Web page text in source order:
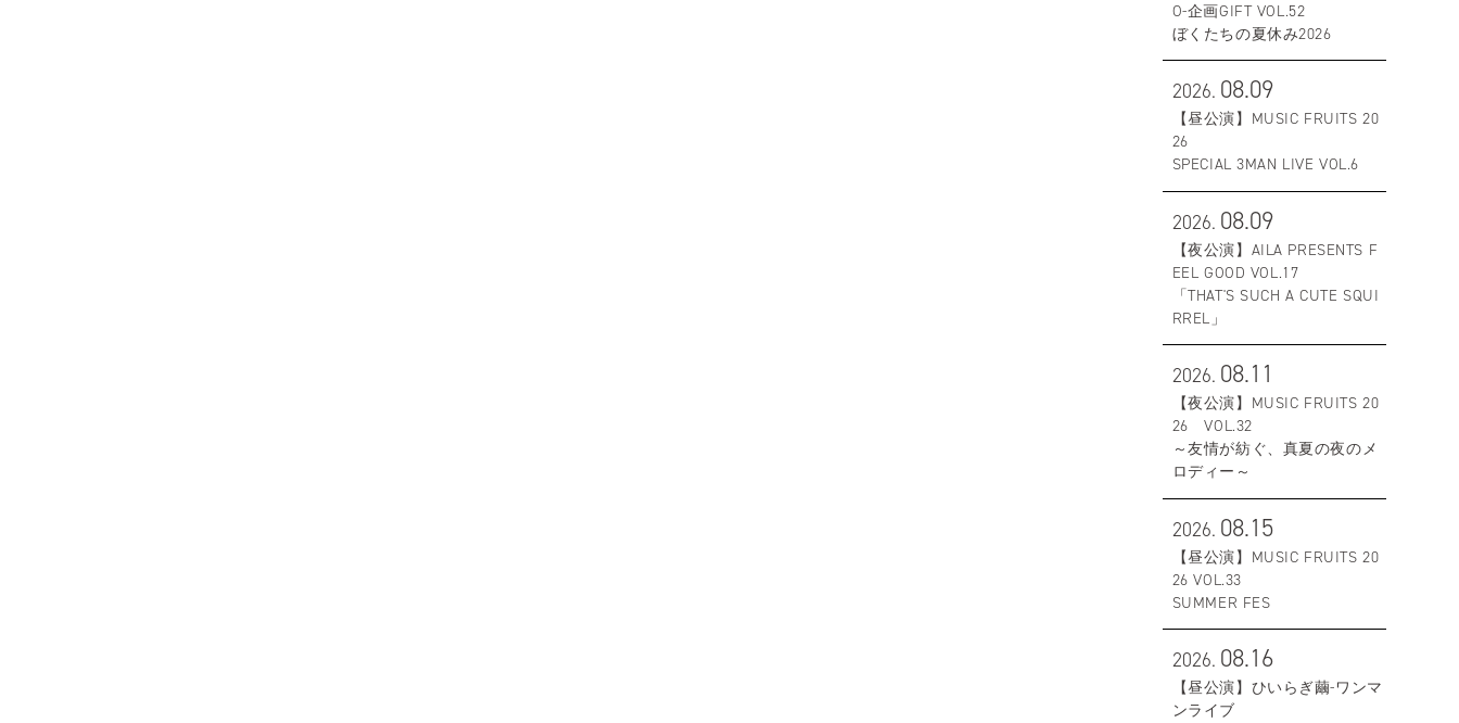
O-企画GIFT VOL.52
ぼくたちの夏休み2026
2026. 08.09
【昼公演】MUSIC FRUITS 20
26
SPECIAL 3MAN LIVE VOL.6
2026. 08.09
【夜公演】AILA PRESENTS F
EEL GOOD VOL.17
「THAT'S SUCH A CUTE SQUI
RREL」
2026. 08.11
【夜公演】MUSIC FRUITS 20
26 VOL.32
～友情が紡ぐ、真夏の夜のメ
ロディー～
2026. 08.15
【昼公演】MUSIC FRUITS 20
26 VOL.33
SUMMER FES
2026. 08.16
【昼公演】ひいらぎ繭-ワンマ
ンライブ